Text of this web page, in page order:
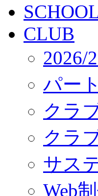
CLUB
2026/
パー
クラ
クラ
サス
Web